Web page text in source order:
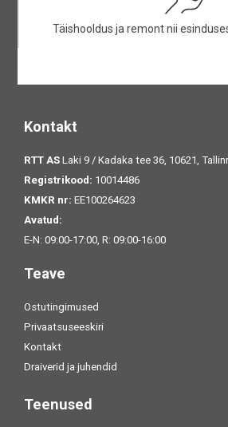
Täishooldus ja remont nii
Kontakt
RTT AS Laki 9 / Kadaka tee 36, 10621,
Registrikood: 10014486
KMKR nr: EE100264623
Avatud:
E-N: 09:00-17:00, R: 09:00-16:00
Teave
Ostutingimused
Privaatsuseeskiri
Kontakt
Draiverid ja juhendid
Teenused